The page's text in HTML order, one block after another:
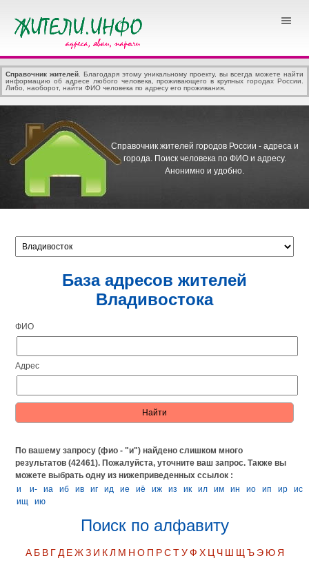
Справочник жителей . Благодаря этому уникальному проекту, вы всегда можете найти
информацию об адресе любого человека, проживающего в крупных городах России.
Либо, наоборот, найти ФИО человека по адресу его проживания.
Справочник жителей городов России - адреса и
города. Поиск человека по ФИО и адресу.
Анонимно и удобно.
База адресов жителей
Владивостока
ФИО
Адрес
По вашему запросу (фио - "и") найдено слишком много
результатов (42461). Пожалуйста, уточните ваш запрос.Также вы
можете выбрать одну из нижеприведенных ссылок :
и
и- иа иб ив иг ид ие иё иж из ик ил им ин ио ип ир
ис
ищ
ию
Поиск по алфавиту
А Б В Г Д Е Ж З И К Л М Н О П Р С Т У Ф Х Ц Ч Ш Щ Ъ Э Ю Я